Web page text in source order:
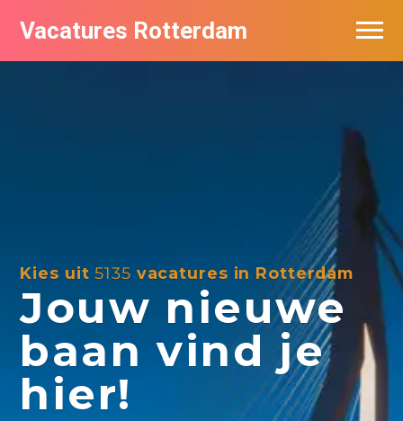
Vacatures Rotterdam
Kies uit5135 vacatures in Rotterdam
Jouw nieuwe
baan vind je
hier!
Vacatures per bedrijf